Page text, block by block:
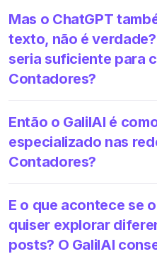
Mas o ChatGPT
texto, não é
seria suficiente para
Contadores?
Então o GalilAI é
especializado nas
Contadores?
E o que acontece se
quiser explorar
posts? O GalilAI